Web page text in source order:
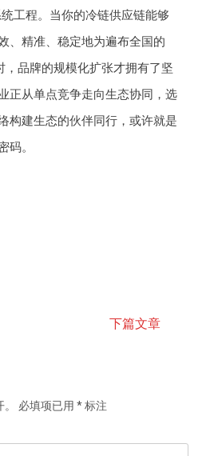
工程。当你的冷链供应链能够
、精准、稳定地为遍布全国的
，品牌的规模化扩张才拥有了坚
正从单点竞争走向生态协同，选
构建生态的伙伴同行，或许就是
码。
下篇文章
必填项已用*标注